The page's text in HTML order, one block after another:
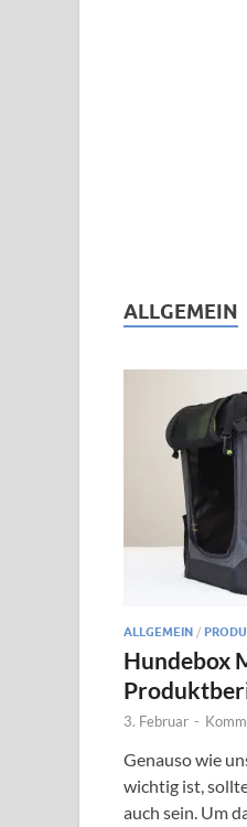
ALLGEMEIN
ALLGEMEIN /
Hundebox
3. Februar -
Genauso wie
wichtig ist,
auch sein. Um